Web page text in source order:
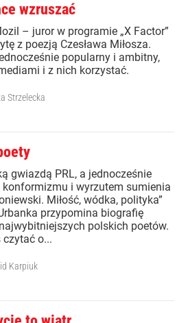
wzruszać
– juror w programie „X Factor”
z poezją Czesława Miłosza.
popularny i ambitny,
i z nich korzystać.
Strzelecka
gwiazdą PRL, a jednocześnie
i wyrzutem sumienia
Miłość, wódka, polityka”
przypomina biografię
polskich poetów.
o...
Karpiuk